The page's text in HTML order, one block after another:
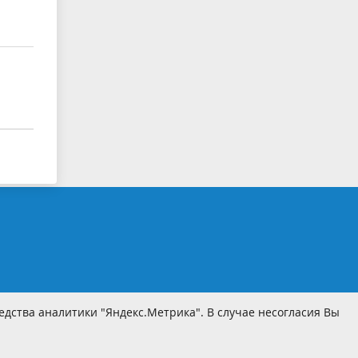
аналитики "Яндекс.Метрика". В случае несогласия Вы